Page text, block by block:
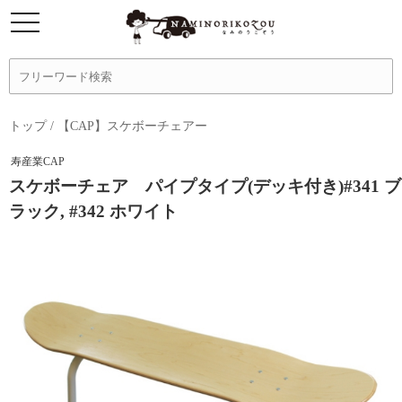
トップ/ 【CAP】スケボーチェアー
寿産業CAP
スケボーチェア パイプタイプ(デッキ付き)#341 ブ
ラック, #342 ホワイト